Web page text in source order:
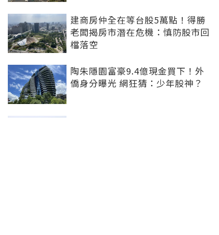
建商房仲全在等台股5萬點！得勝
老闆揭房市潛在危機：慎防股市回
檔落空
陶朱隱園富豪9.4億現金買下！外
僑身分曝光 網狂猜：少年股神？